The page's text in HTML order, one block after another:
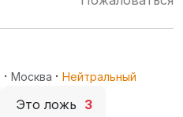
· Москва · Нейтральный
Это ложь 3